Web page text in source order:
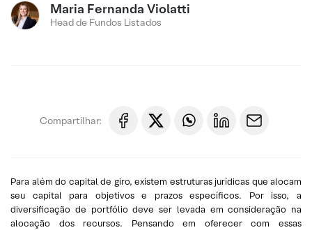
Maria Fernanda Violatti
Head de Fundos Listados
Compartilhar:
Para além do capital de giro, existem estruturas jurídicas que alocam
seu capital para objetivos e prazos específicos. Por isso, a
diversificação de portfólio deve ser levada em consideração na
alocação dos recursos. Pensando em oferecer com essas